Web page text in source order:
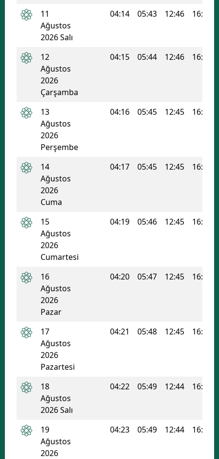
11
Ağustos
2026 Salı
04:14 05:43 12:46 16:30
12
Ağustos
2026
Çarşamba
04:15 05:44 12:46 16:30
13
Ağustos
2026
Perşembe
04:16 05:45 12:45 16:30
14
Ağustos
2026
Cuma
04:17 05:45 12:45 16:29
15
Ağustos
2026
Cumartesi
04:19 05:46 12:45 16:29
16
Ağustos
2026
Pazar
04:20 05:47 12:45 16:28
17
Ağustos
2026
Pazartesi
04:21 05:48 12:45 16:28
18
Ağustos
2026 Salı
04:22 05:49 12:44 16:27
19
Ağustos
2026
04:23 05:49 12:44 16:27